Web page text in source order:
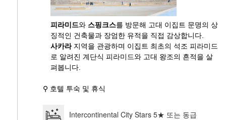
피라미드와 스핑크스를 방문해 고대 이집트 문명의 상
징적인 건축물과 장엄한 유적을 직접 감상합니다.
사카라지역을 관광하며 이집트 최초의 석조 피라미드
로 알려진 계단식 피라미드와 고대 왕조의 흔적을 살
펴봅니다.
⚲ 호텔 투숙 및 휴식
Intercontinental City Stars 5★ 또는 동급